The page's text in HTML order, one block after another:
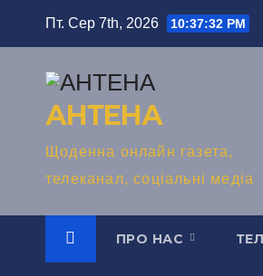
Пт. Сер 7th, 2026 10:37:33 PM
АНТЕНА
Щоденна онлайн газета,
телеканал, соціальні медіа
ПРО НАС